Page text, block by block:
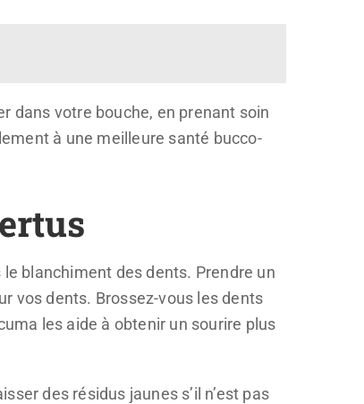
dans votre bouche, en prenant soin
à une meilleure santé bucco-
blanchiment des dents. Prendre un
vos dents. Brossez-vous les dents
les aide à obtenir un sourire plus
des résidus jaunes s’il n’est pas